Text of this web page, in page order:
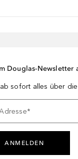
Douglas-Newsletter
sofort alles über
*
ANMELDEN